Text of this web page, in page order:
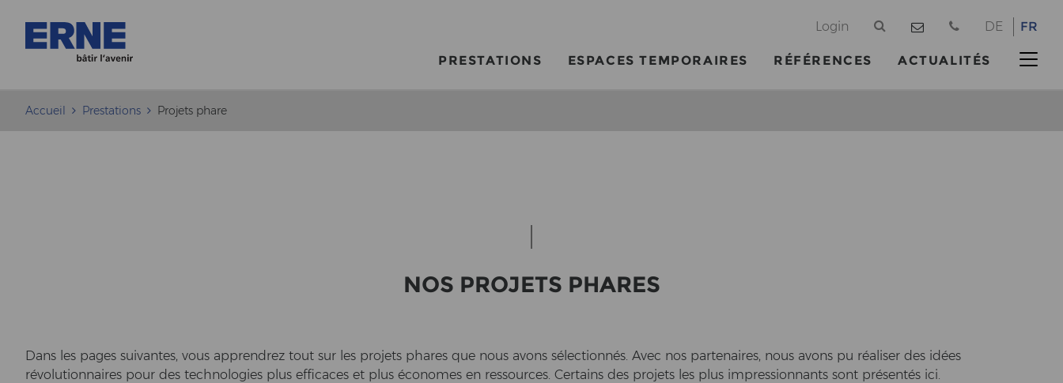
DE FR
Login
PRESTATIONS ESPACES TEMPORAIRES RÉFÉRENCES ACTUALITÉS
Accueil Prestations Projets phare
NOS PRO­JETS PHA­RES
Dans les pages sui­van­tes, vous ap­p­rendrez tout sur les pro­jets pha­res que nous avons sélectionnés. Avec nos par­ten­aires, nous avons pu réaliser des idées
révolutionnaires pour des tech­no­lo­gies plus ef­fi­caces et plus économes en res­sour­ces. Cer­tains des pro­jets les plus im­pres­si­onnants sont présentés ici.